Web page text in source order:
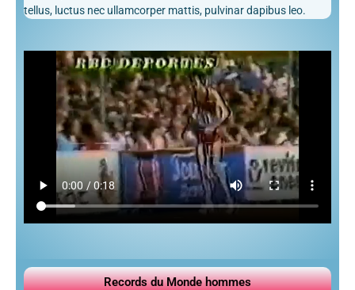
tellus, luctus nec ullamcorper mattis, pulvinar dapibus leo.
Records du Monde hommes